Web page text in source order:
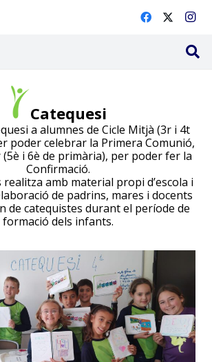
Catequesi
a alumnes de Cicle Mitjà (3r i 4t
poder celebrar la Primera Comunió,
(5è i 6è de primària), per poder fer la
Confirmació.
realitza amb material propi d’escola i
de padrins, mares i docents
de catequistes durant el període de
formació dels infants.